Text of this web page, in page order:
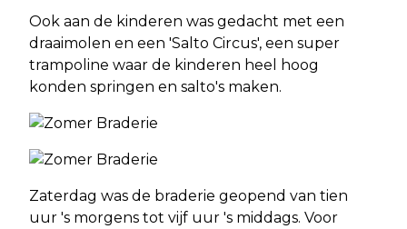
Ook aan de kinderen was gedacht met een
draaimolen en een 'Salto Circus', een super
trampoline waar de kinderen heel hoog
konden springen en salto's maken.
Zaterdag was de braderie geopend van tien
uur 's morgens tot vijf uur 's middags. Voor